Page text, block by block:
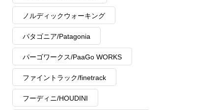
ノルディックウォーキング
パタゴニア/Patagonia
パーゴワークス/PaaGo WORKS
ファイントラック/finetrack
フーディニ/HOUDINI